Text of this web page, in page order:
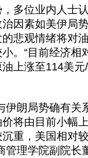
位业内人士
因素如美伊局
悲观情绪将对
。“目前经济相
上涨至114美
朗局势确有关
将由目前小幅
重，美国相对
管理学院副院长